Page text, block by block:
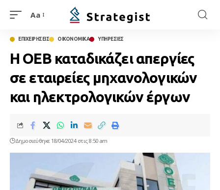
Aa
ΕΠΙΧΕΙΡΗΣΕΙΣ ΟΙΚΟΝΟΜΙΚΑ ΥΠΗΡΕΣΙΕΣ
Η ΟΕΒ καταδικάζει απεργίες
σε εταιρείες μηχανολογικών
και ηλεκτρολογικών έργων
Δημοσιεύθηκε 18/04/2024 στις 8:50 am